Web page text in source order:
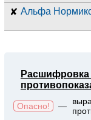
✘ Альфа
Расшифровка
Опасно! —